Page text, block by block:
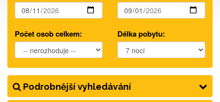
Počet osob celkem: Délka pobytu:
Podrobnější vyhledávání